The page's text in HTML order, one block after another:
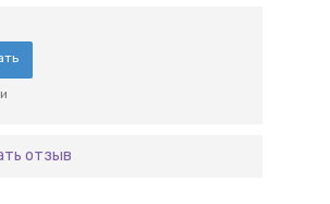
отзыв